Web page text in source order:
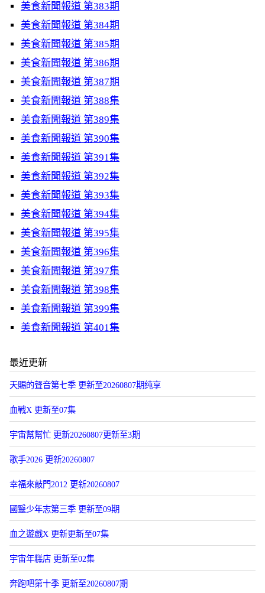
美食新聞報道 第383期
美食新聞報道 第384期
美食新聞報道 第385期
美食新聞報道 第386期
美食新聞報道 第387期
美食新聞報道 第388集
美食新聞報道 第389集
美食新聞報道 第390集
美食新聞報道 第391集
美食新聞報道 第392集
美食新聞報道 第393集
美食新聞報道 第394集
美食新聞報道 第395集
美食新聞報道 第396集
美食新聞報道 第397集
美食新聞報道 第398集
美食新聞報道 第399集
美食新聞報道 第401集
最近更新
天賜的聲音第七季 更新至20260807期纯享
血戰X 更新至07集
宇宙幫幫忙 更新20260807更新至3期
歌手2026 更新20260807
幸福來敲門2012 更新20260807
國毉少年志第三季 更新至09期
血之遊戯X 更新更新至07集
宇宙年糕店 更新至02集
奔跑吧第十季 更新至20260807期